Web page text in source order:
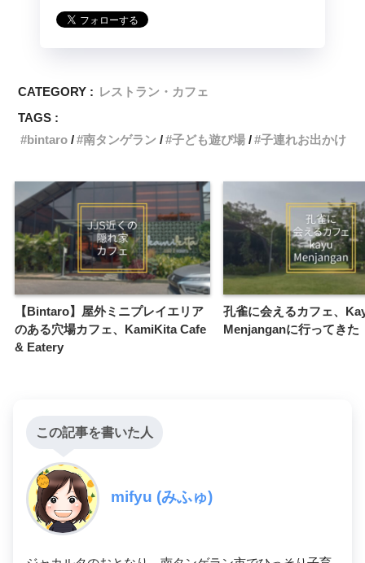
CATEGORY : レストラン・カフェ
TAGS :
bintaro
南タンゲラン 子ども遊び場 子連れお出かけ
【Bintaro】屋外ミニプレイエリア
のある穴場カフェ、KamiKita Cafe
& Eatery
孔雀に会えるカフェ、
Menjanganに行ってきた
この記事を書いた人
mifyu (みふゅ)